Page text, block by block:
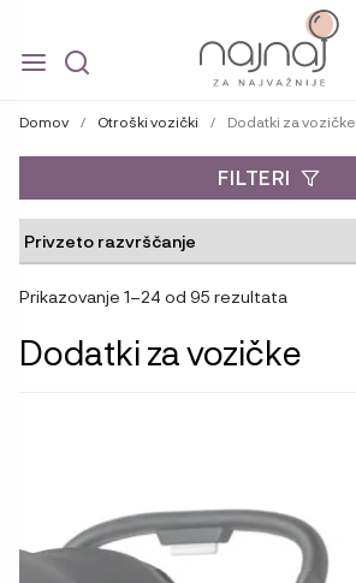
to
to
Domov / Otroški vozički / Dodatki za vozičke
Prikazovanje 1–24 od 95 rezultata
Dodatki za vozičke
FILTERI